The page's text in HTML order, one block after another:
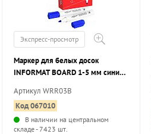
Экспресс-просмотр
Маркер для белых досок
INFORMAT BOARD 1-5 мм синий,
Артикул WRR03B
Код 067010
В наличии на центральном
складе - 7423 шт.